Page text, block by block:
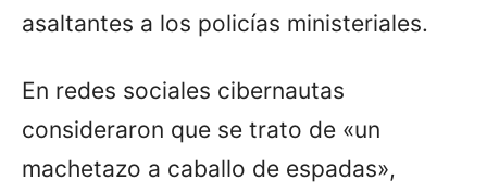
asaltantes a los policías ministeriales.
En redes sociales cibernautas
consideraron que se trato de «un
machetazo a caballo de espadas»,